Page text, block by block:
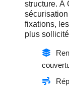
structure. À
fixations,
plus